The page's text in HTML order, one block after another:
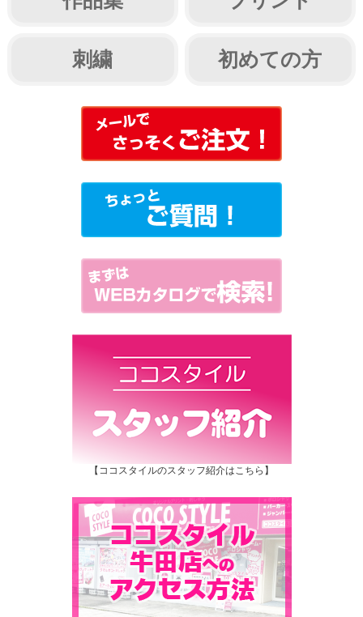
刺繍 初めての方
【ココスタイルのスタッフ紹介はこちら】